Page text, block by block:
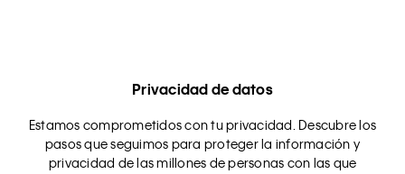
Privacidad de datos
Estamos comprometidos con tu privacidad. Descubre los
pasos que seguimos para proteger la información y
privacidad de las millones de personas con las que